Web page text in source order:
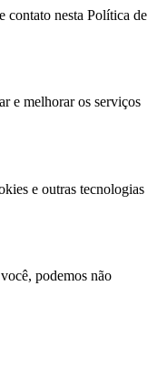
contato nesta Política de
e melhorar os serviços
e outras tecnologias
podemos não